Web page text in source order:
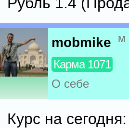
mobmike м
Карма 1071
О себе
Курс на сегодня: